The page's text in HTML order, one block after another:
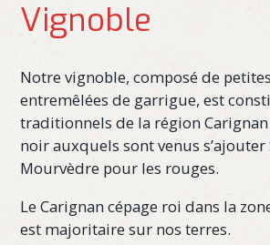
Vignoble
Notre vignoble, composé de
entremêlées de garrigue, est
traditionnels de la région Carignan
noir auxquels sont venus s’ajouter
Mourvèdre pour les rouges.
Le Carignan cépage roi dans la
est majoritaire sur nos terres.